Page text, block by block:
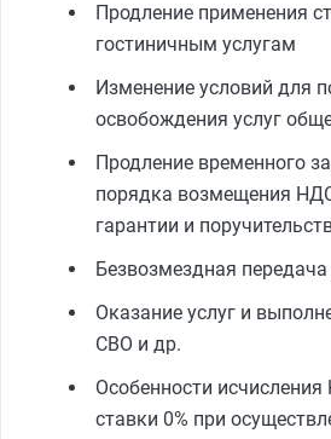
Продление применения
гостиничным услугам
Изменение условий для
освобождения услуг
Продление временного
порядка возмещения
гарантии и
Безвозмездная
Оказание услуг и
СВО и др.
Особенности
ставки 0% при